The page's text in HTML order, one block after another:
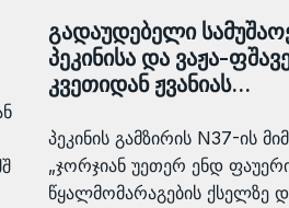
გადაუდებელი
პეკინისა და ვაჟა-
კვეთიდან ჟვანიას…
პეკინის გამზირის N37-ის
„ჯორჯიან უეთერ ენდ
წყალმომარაგების ქსელზე